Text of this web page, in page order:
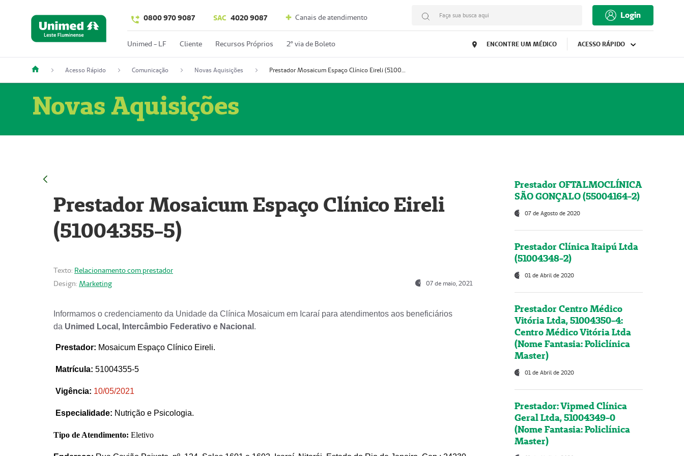
0800 970 9087 SAC 4020 9087 Canais de atendimento Faça sua busca aqui Login
Unimed - LF Cliente Recursos Próprios 2º via de Boleto ENCONTRE UM MÉDICO ACESSO RÁPIDO
Acesso Rápido Comunicação Novas Aquisições Prestador Mosaicum Espaço Clínico Eireli (51004355-5)
Novas Aquisições
Prestador Mosaicum Espaço Clínico Eireli
(51004355-5)
Texto: Relacionamento com prestador
Design: Marketing 07 de maio, 2021
Informamos o credenciamento da Unidade da Clínica Mosaicum em Icaraí para atendimentos aos beneficiários
da Unimed Local, Intercâmbio Federativo e Nacional .
Prestador: Mosaicum Espaço Clínico Eireli.
Matrícula: 51004355-5
Vigência: 10/05/2021
Especialidade: Nutrição e Psicologia.
Tipo de Atendimento: Eletivo
Prestador OFTALMOCLÍNICA
SÃO GONÇALO (55004164-2)
07 de Agosto de 2020
Prestador Clínica Itaipú Ltda
(51004348-2)
01 de Abril de 2020
Prestador Centro Médico
Vitória Ltda, 51004350-4:
Centro Médico Vitória Ltda
(Nome Fantasia: Policlínica
Master)
01 de Abril de 2020
Prestador: Vipmed Clínica
Geral Ltda, 51004349-0
(Nome Fantasia: Policlínica
Master)